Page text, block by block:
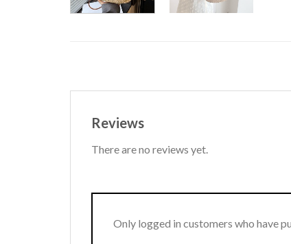
Reviews
There are no reviews yet.
Only logged in customers who have